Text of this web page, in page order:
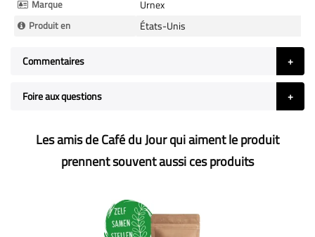
Marque Urnex
Produit en États-Unis
Commentaires
Foire aux questions
Les amis de Café du Jour qui aiment le produit
prennent souvent aussi ces produits